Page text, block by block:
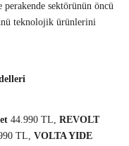
sektörünün öncü
teknolojik ürünlerini
44.990 TL, REVOLT
TL, VOLTA YIDE